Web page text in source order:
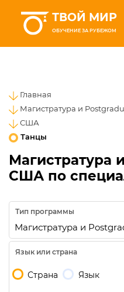
ТВОЙ МИР
ОБУЧЕНИЕ ЗА РУБЕЖОМ
Главная
Магистратура и
США
Танцы
Магистратура
США по
Тип программы
Язык или страна
Страна Язык